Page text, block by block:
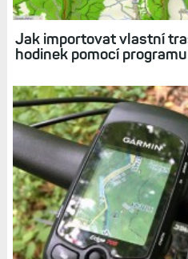
Související články